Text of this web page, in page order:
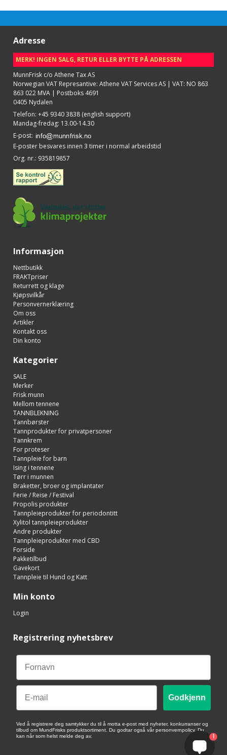
Adresse
MERK! INGEN SALG, RETUR ELLER BYTTE PÅ ADRESSEN
MunnFrisk c/o Athene Tax AS
Norwegian VAT Represantive: Athene VAT Services AS | VAT: NO 863
863 022 MVA | Postboks 4691
0405 Nydalen
Telefon: +45 9340 3838 (english support)
Mandag-fredag: 13.00-14.30
E-post:
E-poster besvares innen 3 timer i normal arbeidstid
Org. nr.: 935819857
Informasjon
Nettbutikk
FRAKTpriser
Returrett og klage
Kjøpsvilkår
Personvernerklæring
Om oss
Artikler
Kontakt oss
Din konto
Kategorier
SALE
Merker
Frisk munn
Mellom tennene
TANNBLEKNING
Tannbørster
Tannprodukter for privatpersoner
Tannkrem
For proteser
Tannpleie for barn
Ising i tennene
Tørr i munnen
Braketter, broer og implantater
Ferie / Reise / Festival
Propolis produkter
Tannpleieprodukter for periodontitt
Xylitol tannpleieprodukter
Andre produkter
Tannpleieprodukter med CBD
Forside
Pakketilbud
Gavekort
Tannpleie til Hund og Katt
Min konto
Login
Registrering nyhetsbrev
Email
Godkjenn
Ved å registrere deg samtykker du til å motta e-post med nyheter, konkurranser og
tilbud om MundFrisks produktsortiment. Du godtar også vår personvernpolicy. Du
kan når som helst melde deg av.
1